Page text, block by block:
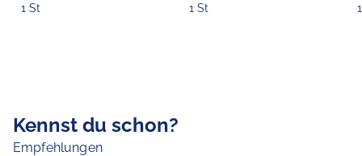
1 St
1 St
Kennst du schon?
Empfehlungen